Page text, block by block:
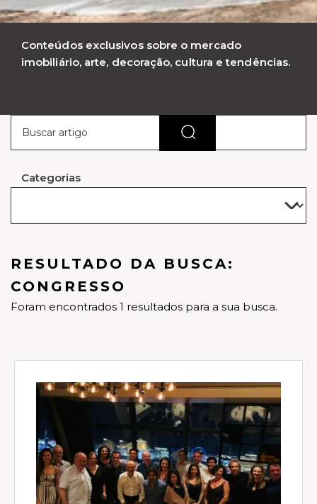
Conteúdos exclusivos sobre o mercado
imobiliário, arte, decoração, cultura e tendências.
Categorias
RESULTADO DA BUSCA:
CONGRESSO
Foram encontrados 1 resultados para a sua busca.